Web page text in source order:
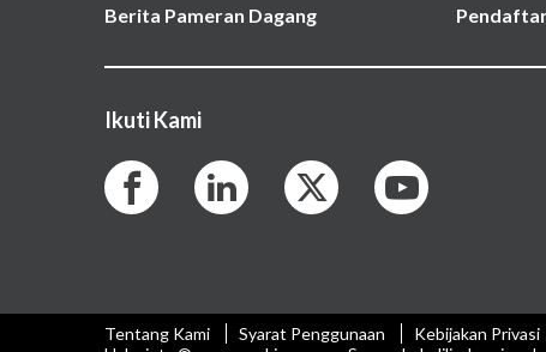
Berita Pameran Dagang
Ikuti Kami
Tentang Kami Syarat Penggunaan Kebijakan Privasi